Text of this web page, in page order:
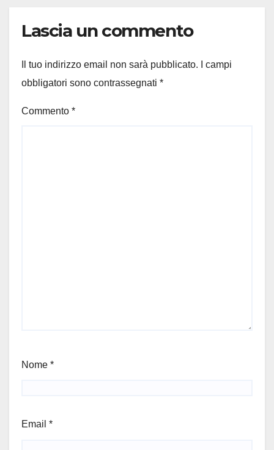
Lascia un commento
Il tuo indirizzo email non sarà pubblicato.
I campi
obbligatori sono contrassegnati *
Commento *
Nome *
Email *